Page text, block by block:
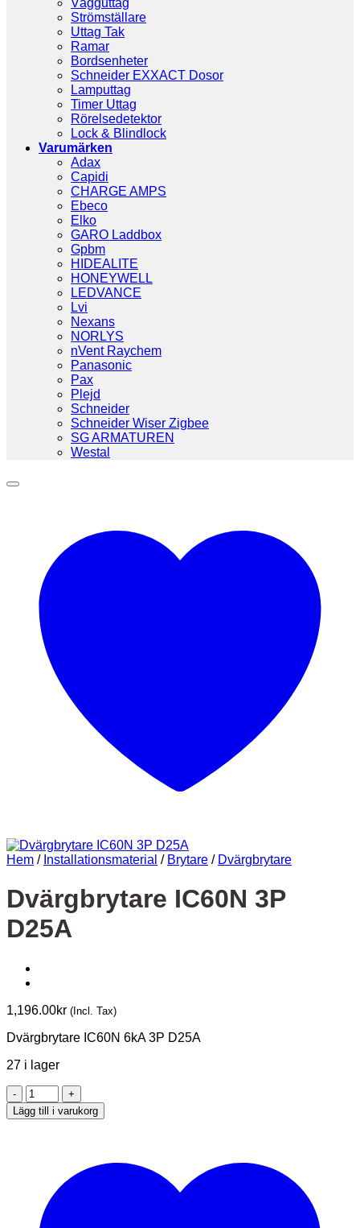
Vägguttag
Strömställare
Uttag Tak
Ramar
Bordsenheter
Schneider EXXACT Dosor
Lamputtag
Timer Uttag
Rörelsedetektor
Lock & Blindlock
Varumärken
Adax
Capidi
CHARGE AMPS
Ebeco
Elko
GARO Laddbox
Gpbm
HIDEALITE
HONEYWELL
LEDVANCE
Lvi
Nexans
NORLYS
nVent Raychem
Panasonic
Pax
Plejd
Schneider
Schneider Wiser Zigbee
SG ARMATUREN
Westal
Hem / Installationsmaterial / Brytare / Dvärgbrytare
Dvärgbrytare IC60N 3P
D25A
1,196.00kr (Incl. Tax)
Dvärgbrytare IC60N 6kA 3P D25A
27 i lager
Dvärgbrytare
IC60N
3P
Lägg till i varukorg